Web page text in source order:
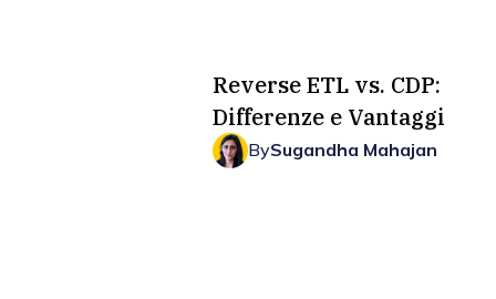
Reverse ETL vs. CDP:
Differenze e Vantaggi
BySugandha Mahajan